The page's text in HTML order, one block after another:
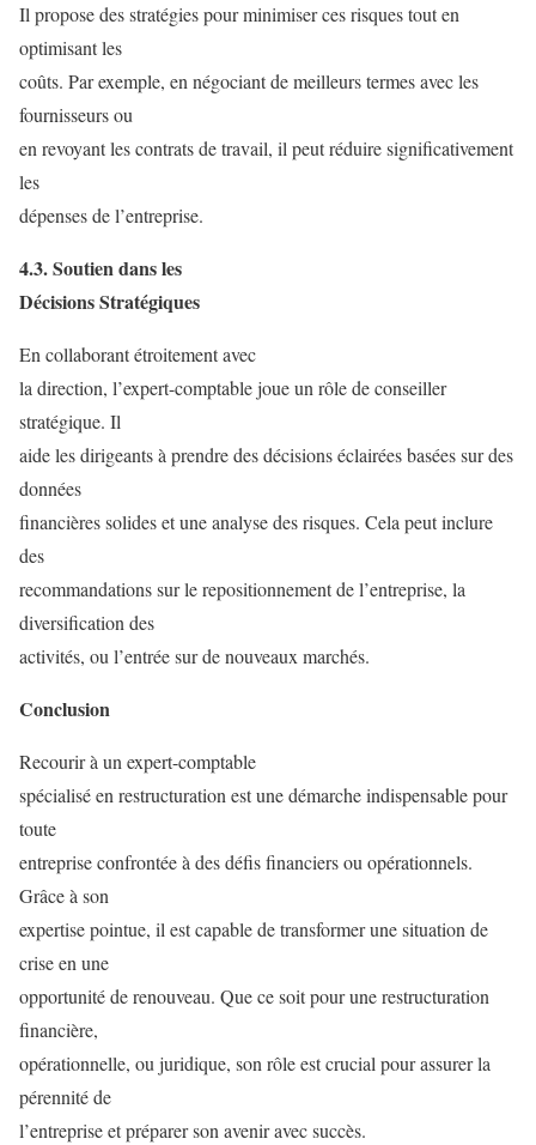
Il propose des stratégies pour minimiser ces risques tout en
optimisant les
coûts. Par exemple, en négociant de meilleurs termes avec les
fournisseurs ou
en revoyant les contrats de travail, il peut réduire significativement
les
dépenses de l’entreprise.
4.3. Soutien dans les
Décisions Stratégiques
En collaborant étroitement avec
la direction, l’expert-comptable joue un rôle de conseiller
stratégique. Il
aide les dirigeants à prendre des décisions éclairées basées sur des
données
financières solides et une analyse des risques. Cela peut inclure
des
recommandations sur le repositionnement de l’entreprise, la
diversification des
activités, ou l’entrée sur de nouveaux marchés.
Conclusion
Recourir à un expert-comptable
spécialisé en restructuration est une démarche indispensable pour
toute
entreprise confrontée à des défis financiers ou opérationnels.
Grâce à son
expertise pointue, il est capable de transformer une situation de
crise en une
opportunité de renouveau. Que ce soit pour une restructuration
financière,
opérationnelle, ou juridique, son rôle est crucial pour assurer la
pérennité de
l’entreprise et préparer son avenir avec succès.